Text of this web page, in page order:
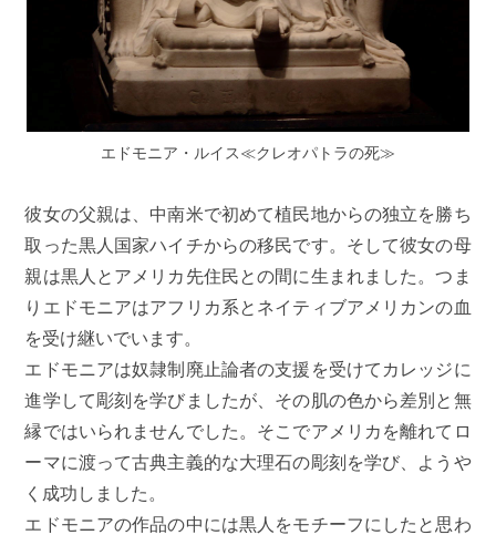
エドモニア・ルイス≪クレオパトラの死≫
彼女の父親は、中南米で初めて植民地からの独立を勝ち
取った黒人国家ハイチからの移民です。そして彼女の母
親は黒人とアメリカ先住民との間に生まれました。つま
りエドモニアはアフリカ系とネイティブアメリカンの血
を受け継いでいます。
エドモニアは奴隷制廃止論者の支援を受けてカレッジに
進学して彫刻を学びましたが、その肌の色から差別と無
縁ではいられませんでした。そこでアメリカを離れてロ
ーマに渡って古典主義的な大理石の彫刻を学び、ようや
く成功しました。
エドモニアの作品の中には黒人をモチーフにしたと思わ